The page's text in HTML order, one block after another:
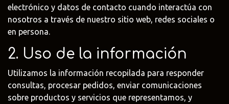
electrónico y datos de contacto cuando interactúa con
nosotros a través de nuestro sitio web, redes sociales o
en persona.
2. Uso de la información
Utilizamos la información recopilada para responder
consultas, procesar pedidos, enviar comunicaciones
sobre productos y servicios que representamos, y
Fima Carlo
Adriani e
Rubio
@linie.uy @piancauy